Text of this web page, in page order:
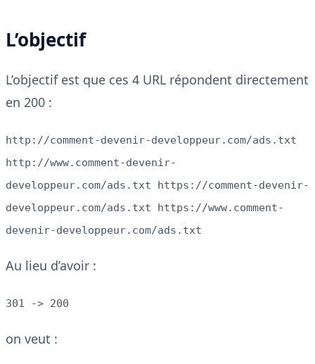
L’objectif
L’objectif est que ces 4 URL répondent directement
en 200 :
http://comment-devenir-developpeur.com/ads.txt
http://www.comment-devenir-
developpeur.com/ads.txt https://comment-devenir-
developpeur.com/ads.txt https://www.comment-
devenir-developpeur.com/ads.txt
Au lieu d’avoir :
301 -> 200
on veut :